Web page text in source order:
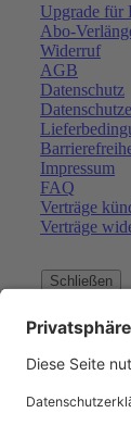
Upgrade für
Abo-
Widerruf
AGB
Datenschutz
Impressum
FAQ
Verträge
Verträge
Schließen